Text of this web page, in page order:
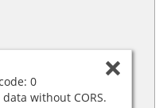
0
without CORS.